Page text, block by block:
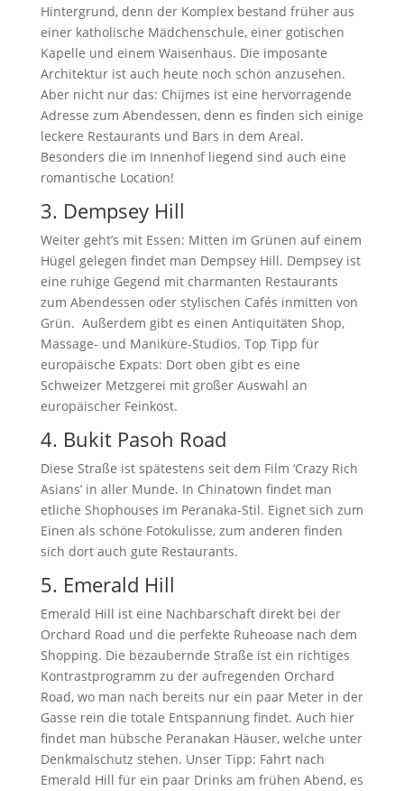
Hintergrund, denn der Komplex bestand früher aus
einer katholische Mädchenschule, einer gotischen
Kapelle und einem Waisenhaus. Die imposante
Architektur ist auch heute noch schön anzusehen.
Aber nicht nur das: Chijmes ist eine hervorragende
Adresse zum Abendessen, denn es finden sich einige
leckere Restaurants und Bars in dem Areal.
Besonders die im Innenhof liegend sind auch eine
romantische Location!
3. Dempsey Hill
Weiter geht’s mit Essen: Mitten im Grünen auf einem
Hügel gelegen findet man Dempsey Hill. Dempsey ist
eine ruhige Gegend mit charmanten Restaurants
zum Abendessen oder stylischen Cafés inmitten von
Grün. Außerdem gibt es einen Antiquitäten Shop,
Massage- und Maniküre-Studios. Top Tipp für
europäische Expats: Dort oben gibt es eine
Schweizer Metzgerei mit großer Auswahl an
europäischer Feinkost.
4. Bukit Pasoh Road
Diese Straße ist spätestens seit dem Film ‘Crazy Rich
Asians’ in aller Munde. In Chinatown findet man
etliche Shophouses im Peranaka-Stil. Eignet sich zum
Einen als schöne Fotokulisse, zum anderen finden
sich dort auch gute Restaurants.
5. Emerald Hill
Emerald Hill ist eine Nachbarschaft direkt bei der
Orchard Road und die perfekte Ruheoase nach dem
Shopping. Die bezaubernde Straße ist ein richtiges
Kontrastprogramm zu der aufregenden Orchard
Road, wo man nach bereits nur ein paar Meter in der
Gasse rein die totale Entspannung findet. Auch hier
findet man hübsche Peranakan Häuser, welche unter
Denkmalschutz stehen. Unser Tipp: Fahrt nach
Emerald Hill für ein paar Drinks am frühen Abend, es